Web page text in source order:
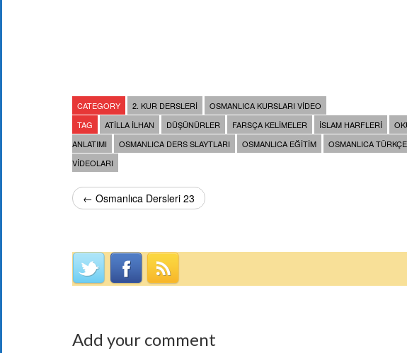
CATEGORY 2. KUR DERSLERI
OSMANLICA KURSLARI VIDEO
TAG
ATILLA ILHAN DÜŞÜNÜRLER FARSÇA KELIMELER ISLAM HARFLERI
ANLATIMI
OSMANLICA DERS SLAYTLARI OSMANLICA EĞITIM OSMANLICA
VIDEOLARI
← Osmanlıca Dersleri 23
Add your comment